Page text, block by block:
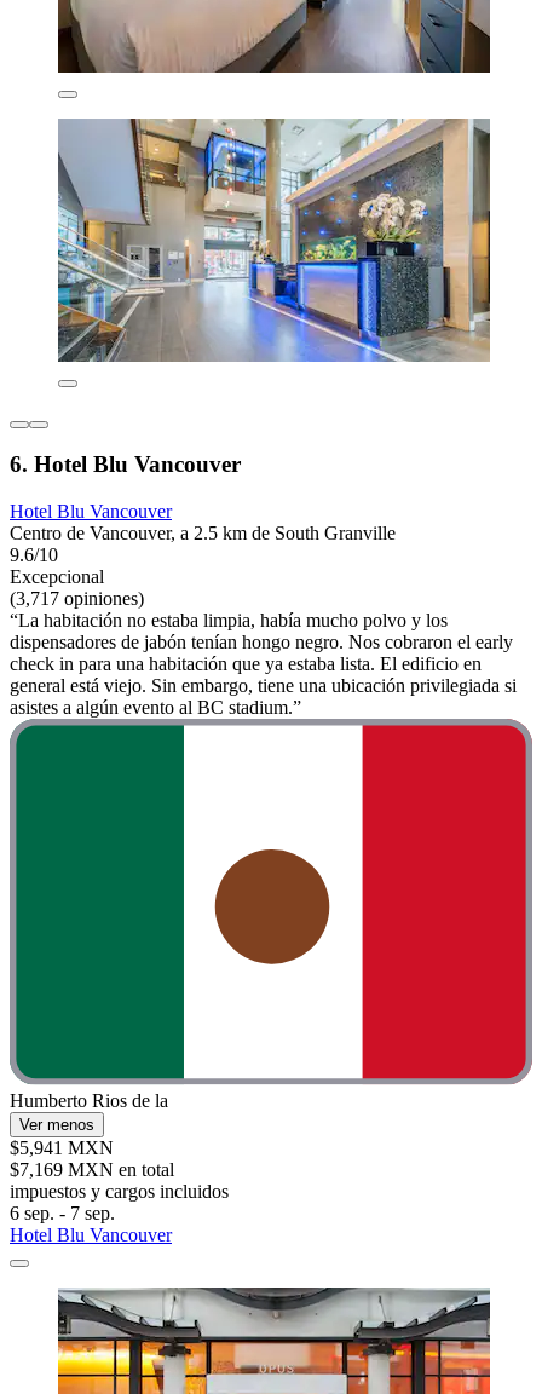
6. Hotel Blu Vancouver
Hotel Blu Vancouver
Centro de Vancouver, a 2.5 km de South Granville
9.6/10
Excepcional
(3,717 opiniones)
“La habitación no estaba limpia, había mucho polvo y los
dispensadores de jabón tenían hongo negro. Nos cobraron el early
check in para una habitación que ya estaba lista. El edificio en
general está viejo. Sin embargo, tiene una ubicación privilegiada si
asistes a algún evento al BC stadium.”
Humberto Rios de la
Ver menos
$5,941 MXN
$7,169 MXN en total
impuestos y cargos incluidos
6 sep. - 7 sep.
Hotel Blu Vancouver